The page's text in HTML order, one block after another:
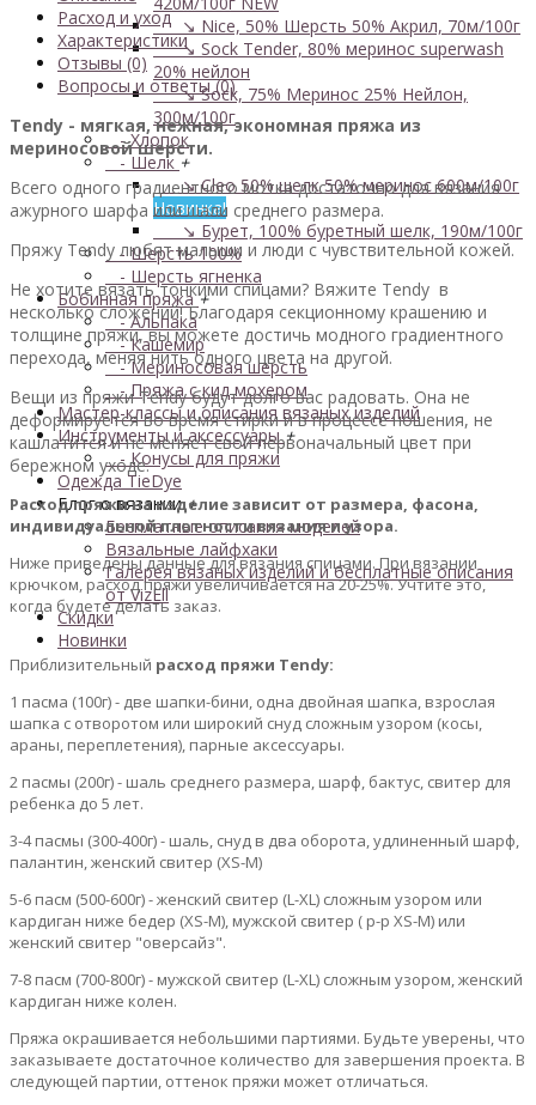
↘ Nice, 50% Шерсть 50% Акрил, 70м/100г
↘ Sock Tender, 80% меринос superwash
20% нейлон
↘ Sock, 75% Меринос 25% Нейлон,
300м/100г
- Хлопок
- Шелк+
↘ Cleo 50% шелк 50% меринос 600м/100г
Новинка!
↘ Бурет, 100% буретный шелк, 190м/100г
- Шерсть 100%
- Шерсть ягненка
Бобинная пряжа+
- Альпака
- Кашемир
- Мериносовая шерсть
- Пряжа с кид мохером
Мастер-классы и описания вязаных изделий
Инструменты и аксессуары+
- Конусы для пряжи
Одежда TieDye
Блог о вязании+
Бесплатные описания моделей
Вязальные лайфхаки
Галерея вязаных изделий и бесплатные описания
от VizEll
Скидки
Новинки
Расход и уход
Характеристики
Отзывы (0)
Вопросы и ответы (0)
Tendy - мягкая, нежная, экономная пряжа из
мериносовой шерсти.
Всего одного градиентного мотка достаточно для вязания
ажурного шарфа или шали среднего размера.
Пряжу Tendy любят малыши и люди с чувствительной кожей.
Не хотите вязать тонкими спицами? Вяжите Tendy в
несколько сложений! Благодаря секционному крашению и
толщине пряжи, вы можете достичь модного градиентного
перехода, меняя нить одного цвета на другой.
Вещи из пряжи Tendy будут долго вас радовать. Она не
деформируется во время стирки и в процессе ношения, не
кашлатится и не меняет свой первоначальный цвет при
бережном уходе.
Расход пряжи на изделие зависит от размера, фасона,
индивидуальной плотности вязания и узора.
Ниже приведены данные для вязания спицами. При вязании
крючком, расход пряжи увеличивается на 20-25%. Учтите это,
когда будете делать заказ.
Приблизительный расход пряжи Tendy:
1 пасма (100г) - две шапки-бини, одна двойная шапка, взрослая
шапка с отворотом или широкий снуд сложным узором (косы,
араны, переплетения), парные аксессуары.
2 пасмы (200г) - шаль среднего размера, шарф, бактус, свитер для
ребенка до 5 лет.
3-4 пасмы (300-400г) - шаль, снуд в два оборота, удлиненный шарф,
палантин, женский свитер (XS-M)
5-6 пасм (500-600г) - женский свитер (L-XL) сложным узором или
кардиган ниже бедер (XS-M), мужской свитер ( р-р XS-M) или
женский свитер "оверсайз".
7-8 пасм (700-800г) - мужской свитер (L-XL) сложным узором, женский
кардиган ниже колен.
Пряжа окрашивается небольшими партиями. Будьте уверены, что
заказываете достаточное количество для завершения проекта. В
следующей партии, оттенок пряжи может отличаться.